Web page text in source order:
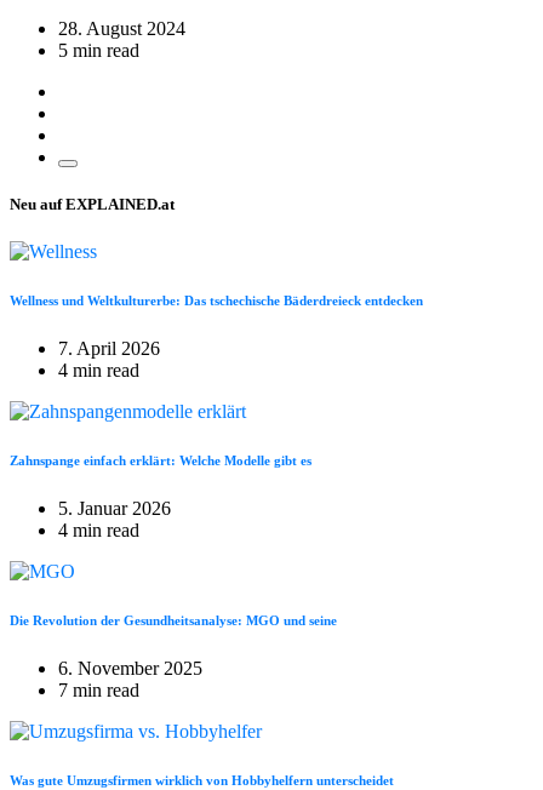
28. August 2024
5 min read
Neu auf EXPLAINED.at
Wellness und Weltkulturerbe: Das tschechische Bäderdreieck entdecken
7. April 2026
4 min read
Zahnspange einfach erklärt: Welche Modelle gibt es
5. Januar 2026
4 min read
Die Revolution der Gesundheitsanalyse: MGO und seine
6. November 2025
7 min read
Was gute Umzugsfirmen wirklich von Hobbyhelfern unterscheidet